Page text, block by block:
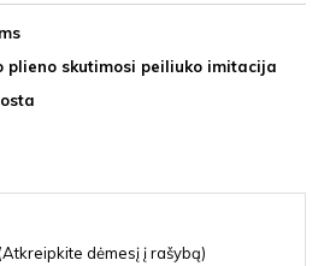
plieno skutimosi peiliuko imitacija
dėmesį į rašybą)